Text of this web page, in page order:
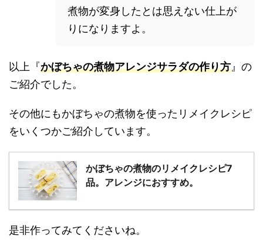
煮物が変身したとは思えない仕上が
りになりますよ。
以上『かぼちゃの煮物アレンジサラダの作り方』の
ご紹介でした。
その他にもかぼちゃの煮物を使ったリメイクレシピ
をいくつかご紹介しています。
かぼちゃの煮物のリメイクレシピ7
品。アレンジにおすすめ。
是非作ってみてくださいね。